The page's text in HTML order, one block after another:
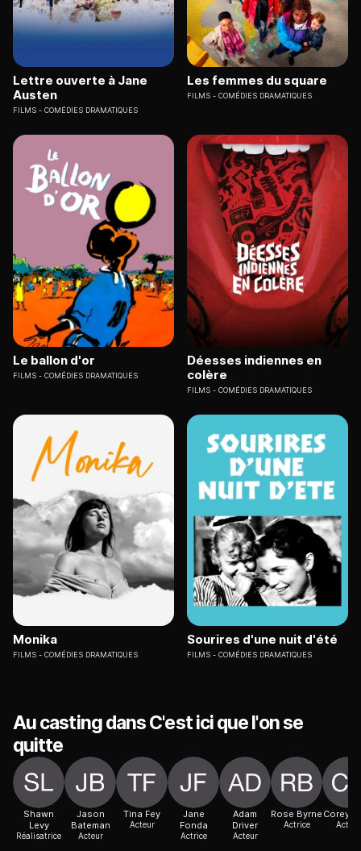
Lettre ouverte à Jane
Austen
FILMS COMÉDIES DRAMATIQUES
Les femmes du square
FILMS COMÉDIES DRAMATIQUES
Le ballon d'or
FILMS COMÉDIES DRAMATIQUES
Déesses indiennes en
colère
FILMS COMÉDIES DRAMATIQUES
Monika
FILMS COMÉDIES DRAMATIQUES
Sourires d'une nuit d'été
FILMS COMÉDIES DRAMATIQUES
Au casting dans C'est ici que l'on se
quitte
Shawn
Levy
Réalisatrice
Jason
Bateman
Acteur
Tina Fey
Acteur
Jane
Fonda
Actrice
Adam
Driver
Acteur
Rose Byrne
Actrice
Corey
Acteur